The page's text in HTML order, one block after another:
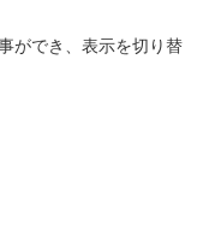
ができ、表示を切り替